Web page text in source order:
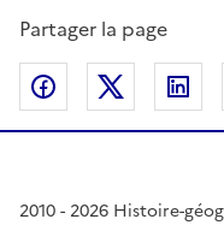
Partager la page
Partager sur
2010 - 2026 Histoire-